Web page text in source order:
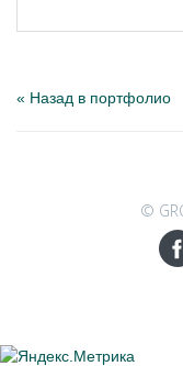
« Назад в портфолио
©